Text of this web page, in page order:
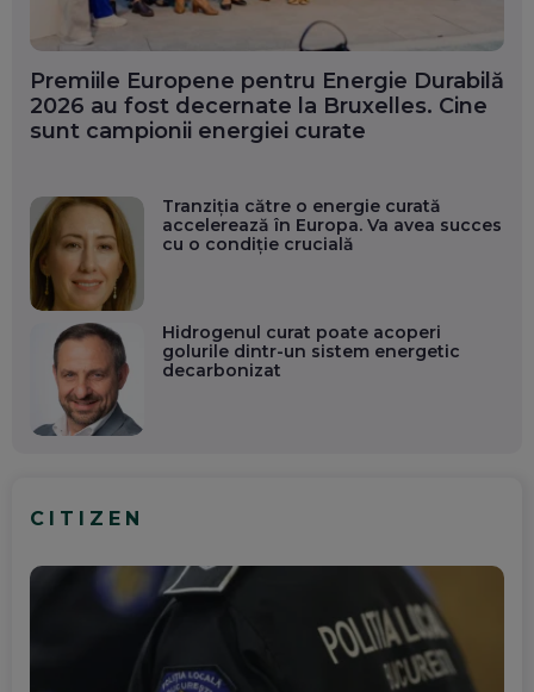
Premiile Europene pentru Energie Durabilă
2026 au fost decernate la Bruxelles. Cine
sunt campionii energiei curate
Tranziția către o energie curată
accelerează în Europa. Va avea succes
cu o condiție crucială
Hidrogenul curat poate acoperi
golurile dintr-un sistem energetic
decarbonizat
CITIZEN